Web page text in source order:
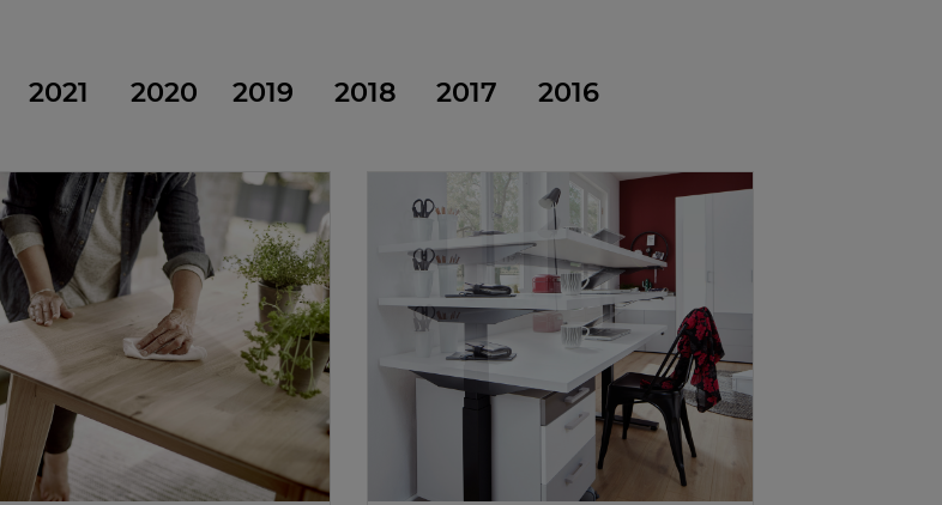
2021 2020 2019 2018 2017 2016